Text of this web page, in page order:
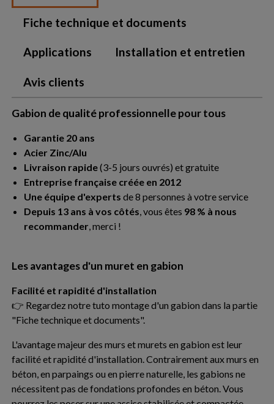
Fiche technique et documents
Applications Installation et entretien
Avis clients
Gabion de qualité professionnelle pour tous
Garantie 20 ans
Acier Zinc/Alu
Livraison rapide(3-5 jours ouvrés) et gratuite
Entreprise française créée en 2012
Une équipe d'experts de 8 personnes à votre service
Depuis 13 ans à vos côtés, vous êtes 98 % à nous
recommander, merci !
Les avantages d'un muret en gabion
Facilité et rapidité d'installation
👉 Regardez notre tuto montage d'un gabion dans la partie
"Fiche technique et documents".
L'avantage majeur des murs et murets en gabion est leur
facilité et rapidité d'installation. Contrairement aux murs en
béton, en parpaings ou en pierre naturelle, les gabions ne
nécessitent pas de fondations profondes en béton. Vous